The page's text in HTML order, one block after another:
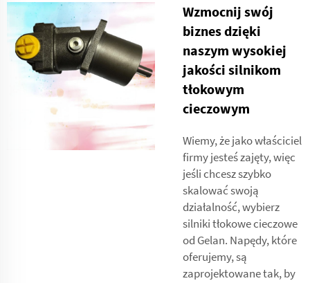
Wzmocnij swój
biznes dzięki
naszym wysokiej
jakości silnikom
tłokowym
cieczowym
Wiemy, że jako właściciel
firmy jesteś zajęty, więc
jeśli chcesz szybko
skalować swoją
działalność, wybierz
silniki tłokowe cieczowe
od Gelan. Napędy, które
oferujemy, są
zaprojektowane tak, by